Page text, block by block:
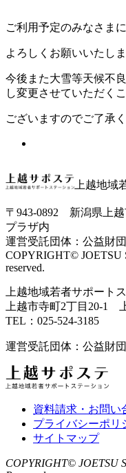
ご利用予定のみなさま
よろしくお願いいたしま
今後また大雪等天候不
し変更させていただく
ございますのでご了承く
上越地域
〒943-0892 新潟県上
プラザ内
運営受託団体：公益財
COPYRIGHT© JOETSU
reserved.
上越地域若者サポー
上越市寺町2丁目20-1
TEL：025-524-3185
運営受託団体：公益財
資料請求・お問い
プライバシーポリ
サイトマップ
COPYRIGHT© JOETSU